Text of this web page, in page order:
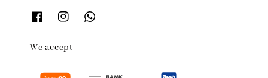
We accept